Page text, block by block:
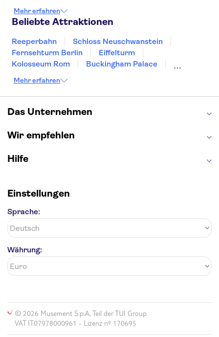
Stuttgart
Heidelberg
Mehr erfahren
Beliebte Attraktionen
Reeperbahn
Schloss Neuschwanstein
Fernsehturm Berlin
Eiffelturm
Kolosseum Rom
Buckingham Palace
Sagrada Familia
Moulin Rouge
Burj Khalifa
Keukenhof
London Eye
Elbphilharmonie
Mehr erfahren
Das Unternehmen
Wir empfehlen
Hilfe
Einstellungen
Sprache:
Währung:
© 2026 Musement S.p.A, Teil der TUI Group
VAT IT07978000961 - Lizenz nº 170695